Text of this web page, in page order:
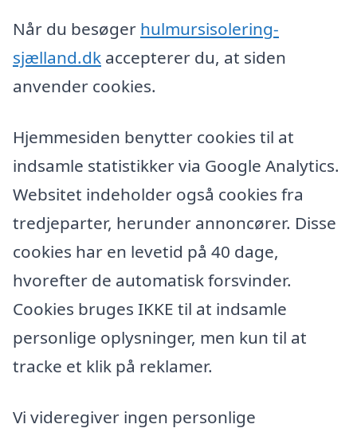
Når du besøger hulmursisolering-
sjælland.dk accepterer du, at siden
anvender cookies.
Hjemmesiden benytter cookies til at
indsamle statistikker via Google Analytics.
Websitet indeholder også cookies fra
tredjeparter, herunder annoncører. Disse
cookies har en levetid på 40 dage,
hvorefter de automatisk forsvinder.
Cookies bruges IKKE til at indsamle
personlige oplysninger, men kun til at
tracke et klik på reklamer.
Vi videregiver ingen personlige